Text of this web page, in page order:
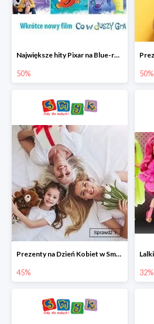
Największe hity Pixar na Blue-rey i DVD w Smyku - drugi film -50%
50% 50%
Prezenty na Dzień Kobiet w Smyku do -45%
45% 32%